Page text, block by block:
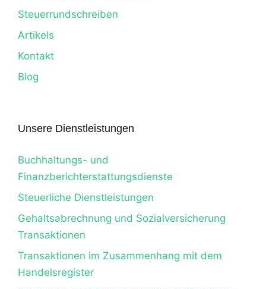
Steuerrundschreiben
Artikels
Kontakt
Blog
Unsere Dienstleistungen
Buchhaltungs- und
Finanzberichterstattungsdienste
Steuerliche Dienstleistungen
Gehaltsabrechnung und Sozialversicherung
Transaktionen
Transaktionen im Zusammenhang mit dem
Handelsregister